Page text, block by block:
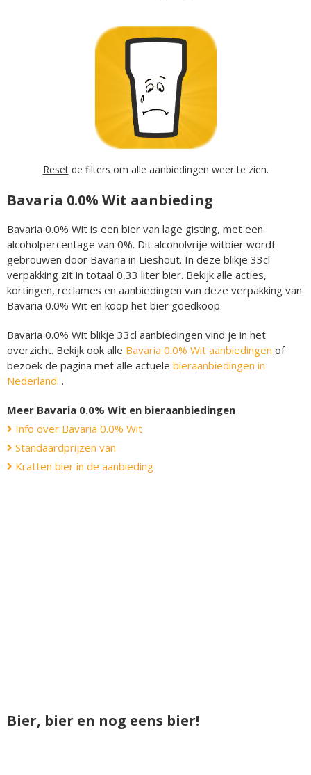
Resetde filters om alle aanbiedingen weer te zien.
Bavaria 0.0% Wit aanbieding
Bavaria 0.0% Wit is een bier van lage gisting, met een
alcoholpercentage van 0%. Dit alcoholvrije witbier wordt
gebrouwen door Bavaria in Lieshout. In deze blikje 33cl
verpakking zit in totaal 0,33 liter bier. Bekijk alle acties,
kortingen, reclames en aanbiedingen van deze verpakking van
Bavaria 0.0% Wit en koop het bier goedkoop.
Bavaria 0.0% Wit blikje 33cl aanbiedingen vind je in het
overzicht. Bekijk ook alle Bavaria 0.0% Wit aanbiedingen of
bezoek de pagina met alle actuele bieraanbiedingen in
Nederland. .
Meer Bavaria 0.0% Wit en bieraanbiedingen
Info over Bavaria 0.0% Wit
Standaardprijzen van
Kratten bier in de aanbieding
Bier, bier en nog eens bier!